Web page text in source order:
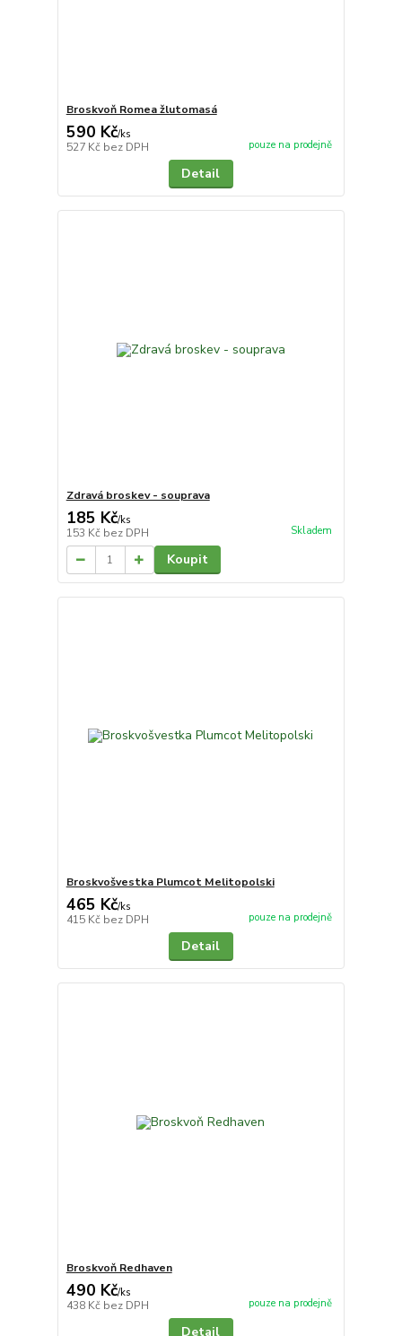
Broskvoň Romea žlutomasá
590 Kč/ks
527 Kč bez DPH pouze na prodejně
Detail
Zdravá broskev - souprava
185 Kč/ks
153 Kč bez DPH Skladem
Koupit
Broskvošvestka Plumcot Melitopolski
465 Kč/ks
415 Kč bez DPH pouze na prodejně
Detail
Broskvoň Redhaven
490 Kč/ks
438 Kč bez DPH pouze na prodejně
Detail